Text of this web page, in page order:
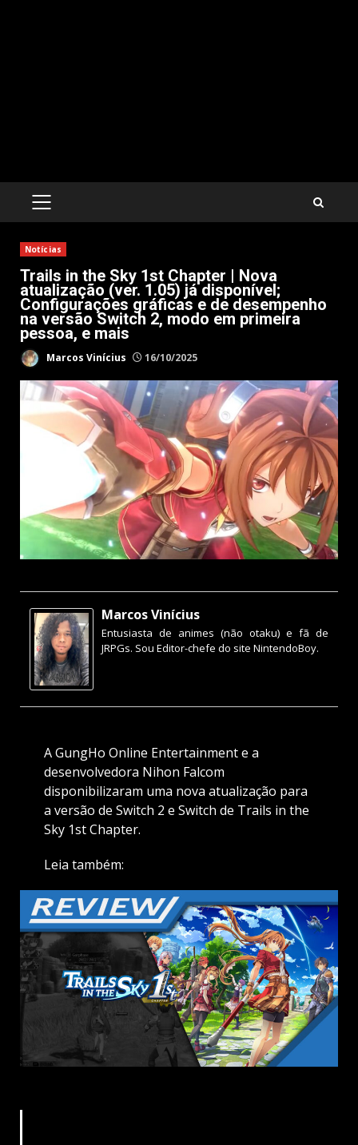
PRIMARY
Notícias
Trails in the Sky 1st Chapter | Nova
atualização (ver. 1.05) já disponível;
Configurações gráficas e de desempenho
na versão Switch 2, modo em primeira
pessoa, e mais
Marcos Vinícius 16/10/2025
Marcos Vinícius
Entusiasta de animes (não otaku) e fã de
JRPGs. Sou Editor-chefe do site NintendoBoy.
A GungHo Online Entertainment e a
desenvolvedora Nihon Falcom
disponibilizaram uma nova atualização para
a versão de Switch 2 e Switch de Trails in the
Sky 1st Chapter.
Leia também: